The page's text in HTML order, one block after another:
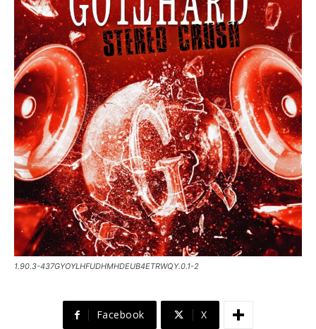
1.90.3-437GYOYLHFUDHMHDEUB4ETRWQY.0.1-2
Facebook X